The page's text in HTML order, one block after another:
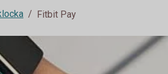
Fitbit Pay